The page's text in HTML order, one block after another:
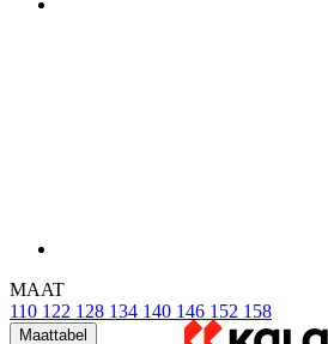
MAAT
110 122 128 134 140 146 152 158
Maattabel